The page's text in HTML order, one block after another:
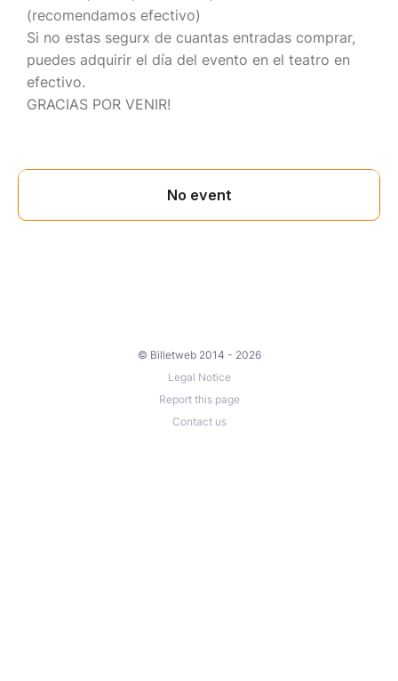
(recomendamos efectivo)
Si no estas segurx de cuantas entradas comprar,
puedes adquirir el día del evento en el teatro en
efectivo.
GRACIAS POR VENIR!
© Billetweb 2014 - 2026
Legal Notice
Report this page
Contact us